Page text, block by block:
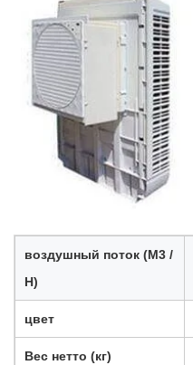
воздушный поток (M3 /
H)
цвет
Вес нетто (кг)